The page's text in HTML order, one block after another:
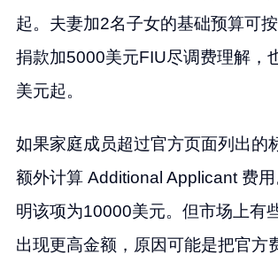
起。夫妻加2名子女的基础预算可
捐款加5000美元FIU尽调费理解，
美元起。
如果家庭成员超过官方页面列出的
额外计算 Additional Applicant 费用
明该项为10000美元。但市场上有
出现更高金额，原因可能是把官方